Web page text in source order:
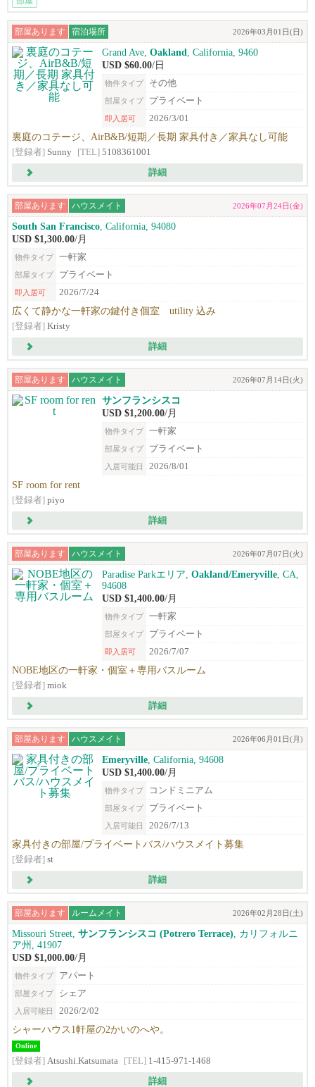
部屋あります 宿泊場所 2026年03月01日(日)
Grand Ave, Oakland , California, 9460
USD $60.00/日
物件タイプ その他
部屋タイプ プライベート
即入居可 2026/3/01
裏庭のコテージ、AirB&B/短期／長期 家具付き／家具なし可能
[登録者] Sunny [TEL] 5108361001
詳細
部屋あります ハウスメイト 2026年07月24日(金)
South San Francisco , California, 94080
USD $1,300.00/月
物件タイプ 一軒家
部屋タイプ プライベート
即入居可 2026/7/24
広くて静かな一軒家の鍵付き個室 utility 込み
[登録者] Kristy
詳細
部屋あります ハウスメイト 2026年07月14日(火)
サンフランシスコ
USD $1,200.00/月
物件タイプ 一軒家
部屋タイプ プライベート
入居可能日 2026/8/01
SF room for rent
[登録者] piyo
詳細
部屋あります ハウスメイト 2026年07月07日(火)
Paradise Parkエリア, Oakland/Emeryville , CA,
94608
USD $1,400.00/月
物件タイプ 一軒家
部屋タイプ プライベート
即入居可 2026/7/07
NOBE地区の一軒家・個室＋専用バスルーム
[登録者] miok
詳細
部屋あります ハウスメイト 2026年06月01日(月)
Emeryville , California, 94608
USD $1,400.00/月
物件タイプ コンドミニアム
部屋タイプ プライベート
入居可能日 2026/7/13
家具付きの部屋/プライベートバス/ハウスメイト募集
[登録者] st
詳細
部屋あります ルームメイト 2026年02月28日(土)
Missouri Street, サンフランシスコ (Potrero Terrace) , カリフォルニ
ア州, 41907
USD $1,000.00/月
物件タイプ アパート
部屋タイプ シェア
入居可能日 2026/2/02
シャーハウス1軒屋の2かいのへや。
Online
[登録者] Atsushi.Katsumata [TEL] 1-415-971-1468
詳細